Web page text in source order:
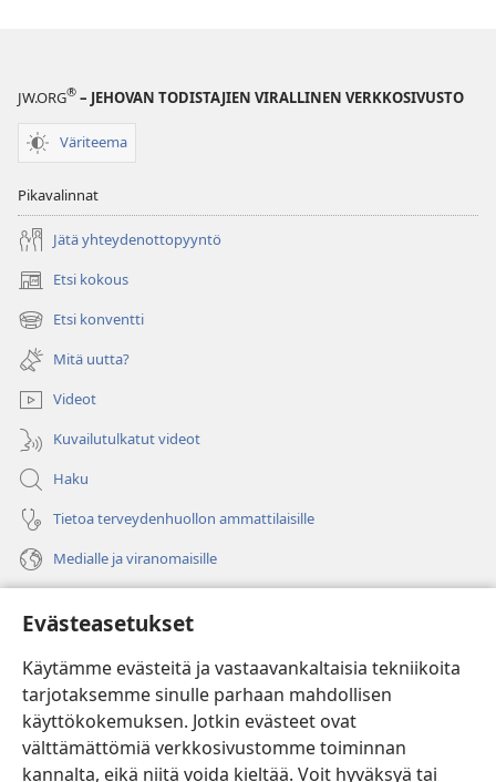
Evästeasetukset
Käytämme evästeitä ja vastaavankaltaisia tekniikoita
tarjotaksemme sinulle parhaan mahdollisen
käyttökokemuksen. Jotkin evästeet ovat
välttämättömiä verkkosivustomme toiminnan
kannalta, eikä niitä voida kieltää. Voit hyväksyä tai
JW.ORG® – JEHOVAN TODISTAJIEN VIRALLINEN VERKKOSIVUSTO
Väriteema
Pikavalinnat
Jätä yhteydenottopyyntö
Etsi kokous
(avaa
uuden
ikkunan)
Etsi konventti
(avaa
uuden
ikkunan)
Mitä uutta?
Videot
Kuvailutulkatut videot
Haku
Tietoa terveydenhuollon ammattilaisille
Medialle ja viranomaisille
(avaa
uuden
ikkunan)Vartiotornin VERKKOKIRJASTO
(avaa
uuden
ikkunan)JW Hub ®
(avaa